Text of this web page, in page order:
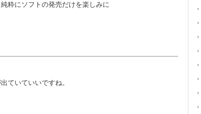
粋にソフトの発売だけを楽しみに
ていていいですね。